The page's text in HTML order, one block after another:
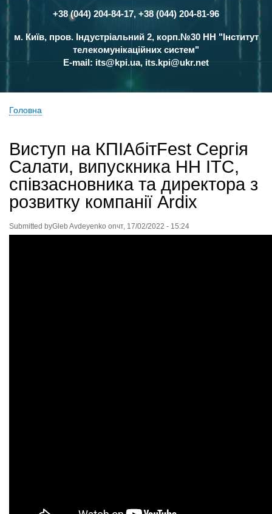
Контакти
+38 (044) 204-84-17, +38 (044) 204-81-96
м. Київ, пров. Індустріальний 2, корп.№30 НН "Інститут
телекомунікаційних систем"
E-mail: its@kpi.ua, its.kpi@ukr.net
Головна
Виступ на КПІАбітFest Сергія
Салати, випускника НН ІТС,
співзасновника та директора з
розвитку компанії Ardix
Submitted byGleb Avdeyenko onчт, 17/02/2022 - 15:24